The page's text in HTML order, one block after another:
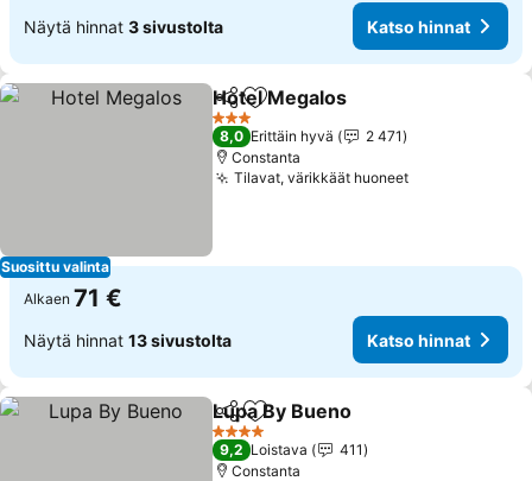
Näytä hinnat 3 sivustolta Katso hinnat
Suosittu valinta
Jaa Lisää suosikkeihin
Hotel Megalos
3 Tähtiluokitus
8,0 Erittäin hyvä
2 471
Constanta
Tilavat, värikkäät huoneet
Alkaen 71 €
Näytä hinnat 13 sivustolta Katso hinnat
Jaa Lisää suosikkeihin
Lupa By Bueno
4 Tähtiluokitus
9,2 Loistava
411
Constanta